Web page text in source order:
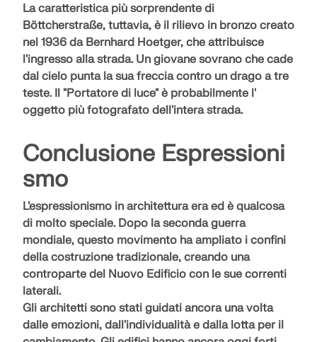
La caratteristica più sorprendente di
Böttcherstraße, tuttavia, è il rilievo in bronzo creato
nel 1936 da Bernhard Hoetger, che attribuisce
l'ingresso alla strada. Un giovane sovrano che cade
dal cielo punta la sua freccia contro un drago a tre
teste. Il "Portatore di luce" è probabilmente l'
oggetto più fotografato dell'intera strada.
Conclusione Espressioni
smo
L'espressionismo in architettura era ed è qualcosa
di molto speciale. Dopo la seconda guerra
mondiale, questo movimento ha ampliato i confini
della costruzione tradizionale, creando una
controparte del Nuovo Edificio con le sue correnti
laterali.
Gli architetti sono stati guidati ancora una volta
dalle emozioni, dall'individualità e dalla lotta per il